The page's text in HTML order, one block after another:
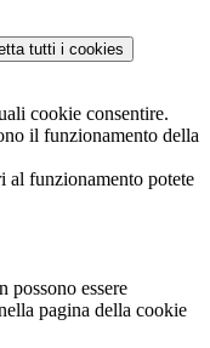
tutti i cookies
cookie consentire.
il funzionamento della
al funzionamento potete
possono essere
pagina della cookie